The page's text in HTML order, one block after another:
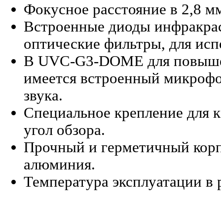
Фокусное расстояние в 2,8
Встроенные диоды
оптические фильтры, для
В UVC-G3-DOME для
имеется встроенный
звука.
Специальное крепление для
угол обзора.
Прочный и герметичный
алюминия.
Температура эксплуатации